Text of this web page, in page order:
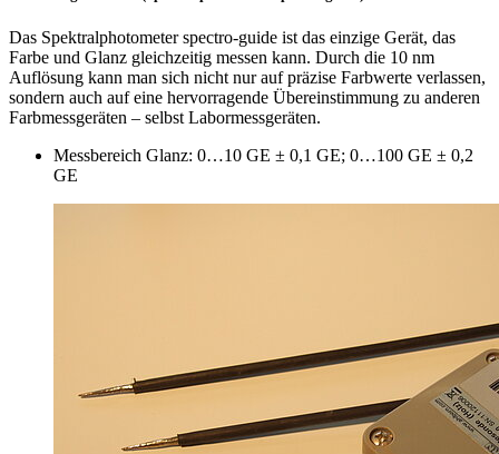
Das Spektralphotometer spectro-guide ist das einzige Gerät, das
Farbe und Glanz gleichzeitig messen kann. Durch die 10 nm
Auflösung kann man sich nicht nur auf präzise Farbwerte verlassen,
sondern auch auf eine hervorragende Übereinstimmung zu anderen
Farbmessgeräten – selbst Labormessgeräten.
Messbereich Glanz: 0…10 GE ± 0,1 GE; 0…100 GE ± 0,2
GE